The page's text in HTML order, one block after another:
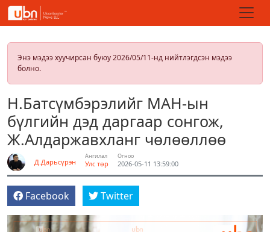
Энэ мэдээ хуучирсан буюу 2026/05/11-нд нийтлэгдсэн мэдээ
болно.
Н.Батсүмбэрэлийг МАН-ын
бүлгийн дэд даргаар сонгож,
Ж.Алдаржавхланг чөлөөллөө
Д.Дарьсүрэн
Ангилал
Улс төр
Огноо
2026-05-11 13:59:00
Facebook Twitter